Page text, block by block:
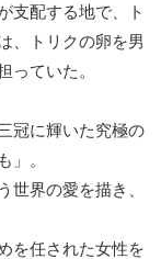
支配する地で、ト
、トリクの卵を男
っていた。
冠に輝いた究極の
」。
世界の愛を描き、
を任された女性を